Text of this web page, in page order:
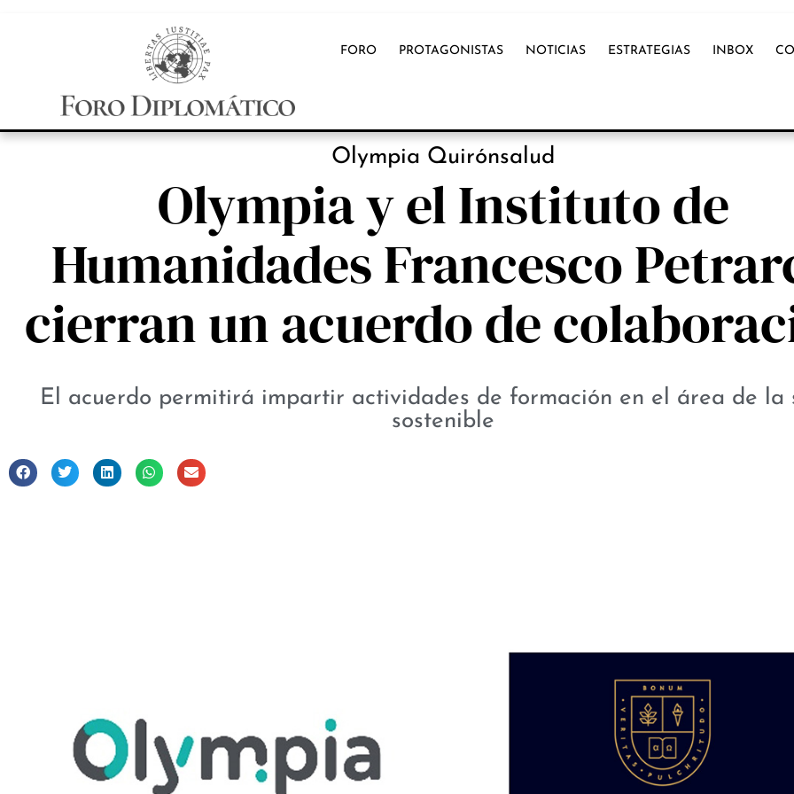
FORO PROTAGONISTAS NOTICIAS ESTRATEGIAS INBOX
Olympia Quirónsalud
Olympia y el Instituto de
Humanidades Francesco
cierran un acuerdo de
El acuerdo permitirá impartir actividades de formación en el área de la
sostenible